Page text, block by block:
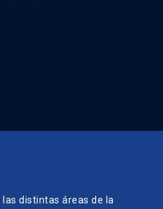
distintas áreas de la